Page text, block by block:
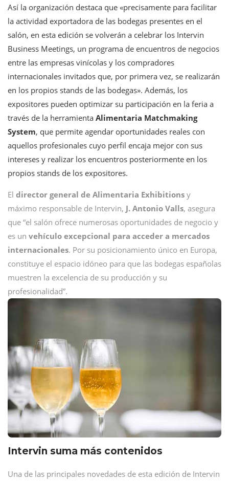
Así la organización destaca que «precisamente para facilitar
la actividad exportadora de las bodegas presentes en el
salón, en esta edición se volverán a celebrar los Intervin
Business Meetings, un programa de encuentros de negocios
entre las empresas vinícolas y los compradores
internacionales invitados que, por primera vez, se realizarán
en los propios stands de las bodegas». Además, los
expositores pueden optimizar su participación en la feria a
través de la herramienta Alimentaria Matchmaking
System, que permite agendar oportunidades reales con
aquellos profesionales cuyo perfil encaja mejor con sus
intereses y realizar los encuentros posteriormente en los
propios stands de los expositores.
El director general de Alimentaria Exhibitions y
máximo responsable de Intervin, J. Antonio Valls, asegura
que “el salón ofrece numerosas oportunidades de negocio y
es un vehículo excepcional para acceder a mercados
internacionales. Por su posicionamiento único en Europa,
constituye el espacio idóneo para que las bodegas españolas
muestren la excelencia de su producción y su
profesionalidad”.
Intervin suma más contenidos
Una de las principales novedades de esta edición de Intervin